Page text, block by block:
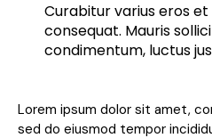
Curabitur varius eros
consequat. Mauris
condimentum, luctus
Lorem ipsum dolor sit amet,
sed do eiusmod tempor